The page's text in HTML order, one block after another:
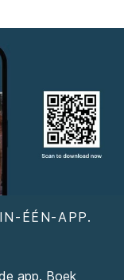
ÉÉN-APP.
app. Boek